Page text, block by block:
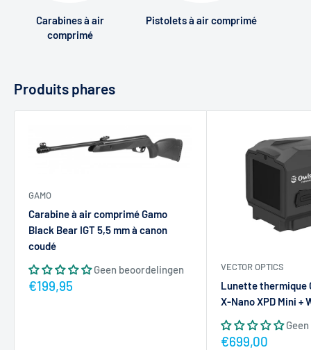
Carabines à air
comprimé
Pistolets à air comprimé
Produits phares
GAMO
Carabine à air comprimé Gamo
Black Bear IGT 5,5 mm à canon
coudé
Geen beoordelingen
Actieprijs
€199,95
VECTOR OPTICS
Lunette thermique
X-Nano XPD Mini +
Actieprijs
€699,00